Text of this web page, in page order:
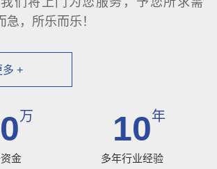
，所乐而乐！
多 +
万
金
10年
多年行业经验